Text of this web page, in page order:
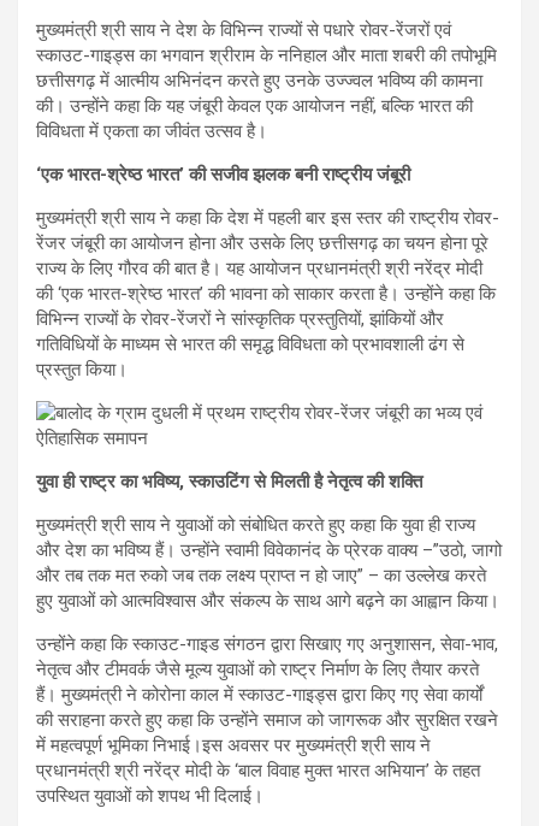
मुख्यमंत्री श्री साय ने देश के विभिन्न राज्यों से पधारे रोवर-रेंजरों एवं
स्काउट-गाइड्स का भगवान श्रीराम के ननिहाल और माता शबरी की तपोभूमि
छत्तीसगढ़ में आत्मीय अभिनंदन करते हुए उनके उज्ज्वल भविष्य की कामना
की। उन्होंने कहा कि यह जंबूरी केवल एक आयोजन नहीं, बल्कि भारत की
विविधता में एकता का जीवंत उत्सव है।
‘एक भारत-श्रेष्ठ भारत’ की सजीव झलक बनी राष्ट्रीय जंबूरी
मुख्यमंत्री श्री साय ने कहा कि देश में पहली बार इस स्तर की राष्ट्रीय रोवर-
रेंजर जंबूरी का आयोजन होना और उसके लिए छत्तीसगढ़ का चयन होना पूरे
राज्य के लिए गौरव की बात है। यह आयोजन प्रधानमंत्री श्री नरेंद्र मोदी
की ‘एक भारत-श्रेष्ठ भारत’ की भावना को साकार करता है। उन्होंने कहा कि
विभिन्न राज्यों के रोवर-रेंजरों ने सांस्कृतिक प्रस्तुतियों, झांकियों और
गतिविधियों के माध्यम से भारत की समृद्ध विविधता को प्रभावशाली ढंग से
प्रस्तुत किया।
युवा ही राष्ट्र का भविष्य, स्काउटिंग से मिलती है नेतृत्व की शक्ति
मुख्यमंत्री श्री साय ने युवाओं को संबोधित करते हुए कहा कि युवा ही राज्य
और देश का भविष्य हैं। उन्होंने स्वामी विवेकानंद के प्रेरक वाक्य –”उठो, जागो
और तब तक मत रुको जब तक लक्ष्य प्राप्त न हो जाए” – का उल्लेख करते
हुए युवाओं को आत्मविश्वास और संकल्प के साथ आगे बढ़ने का आह्वान किया।
उन्होंने कहा कि स्काउट-गाइड संगठन द्वारा सिखाए गए अनुशासन, सेवा-भाव,
नेतृत्व और टीमवर्क जैसे मूल्य युवाओं को राष्ट्र निर्माण के लिए तैयार करते
हैं। मुख्यमंत्री ने कोरोना काल में स्काउट-गाइड्स द्वारा किए गए सेवा कार्यों
की सराहना करते हुए कहा कि उन्होंने समाज को जागरूक और सुरक्षित रखने
में महत्वपूर्ण भूमिका निभाई।इस अवसर पर मुख्यमंत्री श्री साय ने
प्रधानमंत्री श्री नरेंद्र मोदी के ‘बाल विवाह मुक्त भारत अभियान’ के तहत
उपस्थित युवाओं को शपथ भी दिलाई।